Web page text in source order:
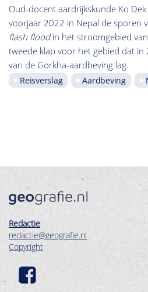
Oud-docent aardrijkskunde Ko
voorjaar 2022 in Nepal de sporen
flash floodin het stroomgebied
tweede klap voor het gebied dat
van de Gorkha-aardbeving lag.
Reisverslag Aardbeving
Redactie
redactie@geografie.nl
Copyright